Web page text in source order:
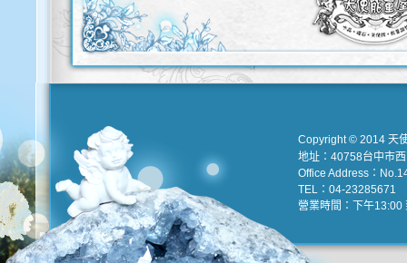
Copyright © 2014 天
地址：40758台中市
Office Address：
TEL：04-23285671
營業時間：下午13:00